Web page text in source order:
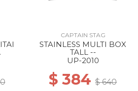
CAPTAIN STAG
STAINLESS MULTI BOX
TALL --
UP-2010
$ 384 $ 640